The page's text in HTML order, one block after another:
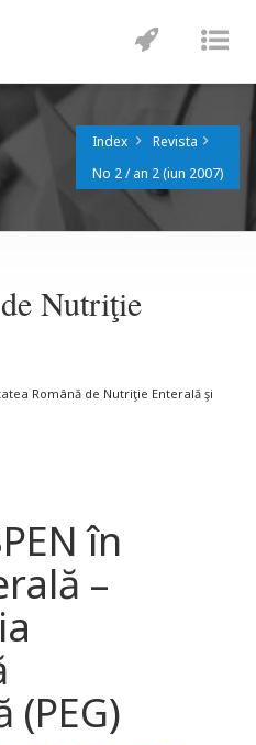
Index
Revista
No 2 / an 2 (iun 2007)
Nutriţie
Română de Nutriţie Enterală şi
în
–